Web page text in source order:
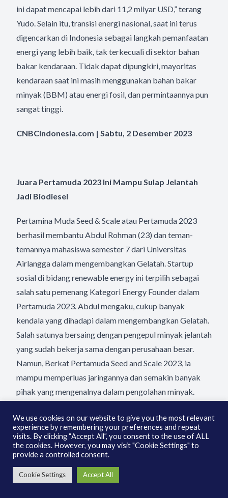
ini dapat mencapai lebih dari 11,2 milyar USD,” terang
Yudo. Selain itu, transisi energi nasional, saat ini terus
digencarkan di Indonesia sebagai langkah pemanfaatan
energi yang lebih baik, tak terkecuali di sektor bahan
bakar kendaraan. Tidak dapat dipungkiri, mayoritas
kendaraan saat ini masih menggunakan bahan bakar
minyak (BBM) atau energi fosil, dan permintaannya pun
sangat tinggi.
CNBCIndonesia.com | Sabtu, 2 Desember 2023
Juara Pertamuda 2023 Ini Mampu Sulap Jelantah
Jadi Biodiesel
Pertamina Muda Seed & Scale atau Pertamuda 2023
berhasil membantu Abdul Rohman (23) dan teman-
temannya mahasiswa semester 7 dari Universitas
Airlangga dalam mengembangkan Gelatah. Startup
sosial di bidang renewable energy ini terpilih sebagai
salah satu pemenang Kategori Energy Founder dalam
Pertamuda 2023. Abdul mengaku, cukup banyak
kendala yang dihadapi dalam mengembangkan Gelatah.
Salah satunya bersaing dengan pengepul minyak jelantah
yang sudah bekerja sama dengan perusahaan besar.
Namun, Berkat Pertamuda Seed and Scale 2023, ia
mampu memperluas jaringannya dan semakin banyak
pihak yang mengenalnya dalam pengolahan minyak.
tak menemui kendala berarti. Selain itu, banyak
mentoring dan masukan yang didapat selama mengikuti
proses pemilihan top 3 Pertamuda Seed and Scale 2023
“Saran dari mentor dan para juri sangat insight full dan
We use cookies on our website to give you the most relevant
experience by remembering your preferences and repeat
visits. By clicking “Accept All”, you consent to the use of ALL
the cookies. However, you may visit "Cookie Settings" to
provide a controlled consent.
Cookie Settings Accept All